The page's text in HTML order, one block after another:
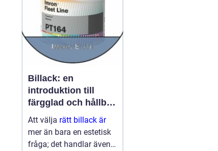
Billack: en
introduktion till
färgglad och hållbar
ytbehandling
Att välja rätt billack är
mer än bara en estetisk
fråga; det handlar även